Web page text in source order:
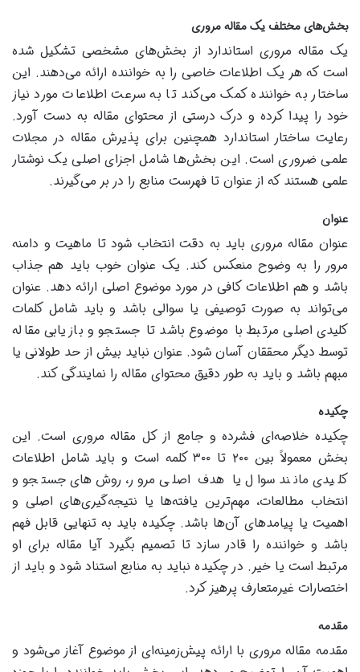
بخش‌های مختلف یک مقاله مروری
یک مقاله مروری استاندارد از بخش‌های مشخصی تشکیل شده
است که هر یک اطلاعات خاصی را به خواننده ارائه می‌دهند. این
ساختار به خواننده کمک می‌کند تا به سرعت اطلاعات مورد نیاز
خود را پیدا کرده و درک درستی از محتوای مقاله به دست آورد.
رعایت ساختار استاندارد همچنین برای پذیرش مقاله در مجلات
علمی ضروری است. این بخش‌ها شامل اجزای اصلی یک نوشتار
علمی هستند که از عنوان تا فهرست منابع را در بر می‌گیرند.
عنوان
عنوان مقاله مروری باید به دقت انتخاب شود تا ماهیت و دامنه
مرور را به وضوح منعکس کند. یک عنوان خوب باید هم جذاب
باشد و هم اطلاعات کافی در مورد موضوع اصلی ارائه دهد. عنوان
می‌تواند به صورت توصیفی یا سوالی باشد و باید شامل کلمات
کلیدی اصلی مرتبط با موضوع باشد تا جستجو و بازیابی مقاله
توسط دیگر محققان آسان شود. عنوان نباید بیش از حد طولانی یا
مبهم باشد و باید به طور دقیق محتوای مقاله را نمایندگی کند.
چکیده
چکیده خلاصه‌ای فشرده و جامع از کل مقاله مروری است. این
بخش معمولاً بین ۲۰۰ تا ۳۰۰ کلمه است و باید شامل اطلاعات
کلیدی مانند سوال یا هدف اصلی مرور، روش‌های جستجو و
انتخاب مطالعات، مهم‌ترین یافته‌ها یا نتیجه‌گیری‌های اصلی و
اهمیت یا پیامدهای آن‌ها باشد. چکیده باید به تنهایی قابل فهم
باشد و خواننده را قادر سازد تا تصمیم بگیرد آیا مقاله برای او
مرتبط است یا خیر. در چکیده نباید به منابع استناد شود و باید از
اختصارات غیرمتعارف پرهیز کرد.
مقدمه
مقدمه مقاله مروری با ارائه پیش‌زمینه‌ای از موضوع آغاز می‌شود و